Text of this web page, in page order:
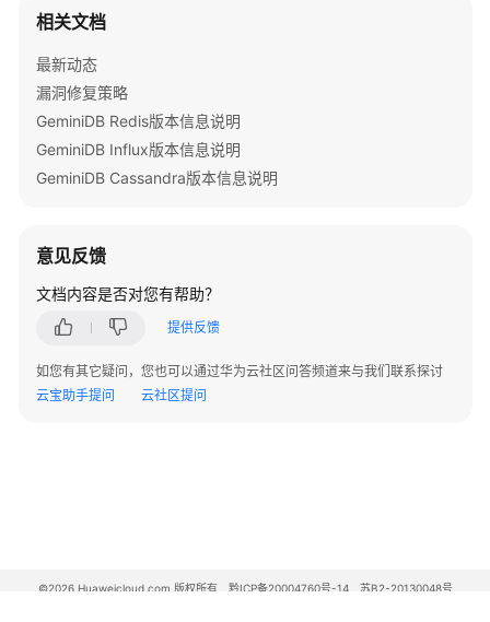
相关文档
最新动态
漏洞修复策略
GeminiDB Redis版本信息说明
GeminiDB Influx版本信息说明
GeminiDB Cassandra版本信息说明
意见反馈
文档内容是否对您有帮助？
提供反馈
如您有其它疑问，您也可以通过华为云社区问答频道来与我们联系探讨
云宝助手提问
云社区提问
©2026 Huaweicloud.com 版权所有 黔ICP备20004760号-14
苏B2-20130048号